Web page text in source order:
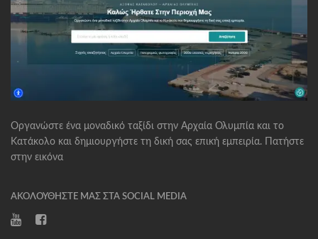
Οργανώστε ένα μοναδικό ταξίδι στην Αρχαία Ολυμπία και το
Κατάκολο και δημιουργήστε τη δική σας επική εμπειρία. Πατήστε
στην εικόνα
ΑΚΟΛΟΥΘΉΣΤΕ ΜΑΣ ΣΤΑ SOCIAL MEDIA